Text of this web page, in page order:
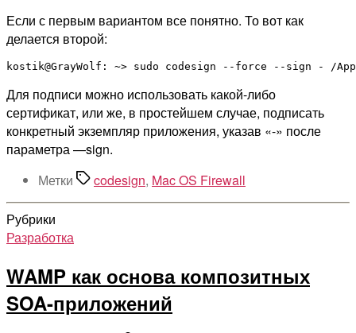
Если с первым вариантом все понятно. То вот как
делается второй:
Для подписи можно использовать какой-либо
сертификат, или же, в простейшем случае, подписать
конкретный экземпляр приложения, указав «-» после
параметра —sign.
Метки
codesign, Mac OS Firewall
Рубрики
Разработка
WAMP как основа композитных
SOA-приложений